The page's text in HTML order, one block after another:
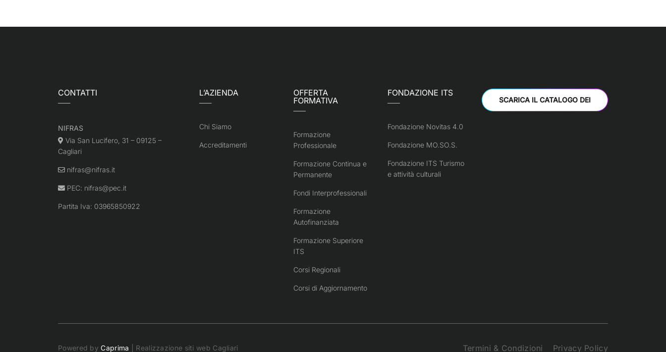
CONTATTI
NIFRAS
Via San Lucifero, 31 – 09125 –
Cagliari
nifras@nifras.it
PEC: nifras@pec.it
Partita Iva: 03965850922
L’AZIENDA
Chi Siamo
Accreditamenti
OFFERTA
FORMATIVA
Formazione
Professionale
Formazione Continua e
Permanente
Fondi Interprofessionali
Formazione
Autofinanziata
Formazione Superiore
ITS
Corsi Regionali
Corsi di Aggiornamento
FONDAZIONE ITS
Fondazione Novitas 4.0
Fondazione MO.SO.S.
Fondazione ITS Turismo
e attività culturali
SCARICA IL CATALOGO DEI
Powered byCaprima | Realizzazione siti web Cagliari Termini & Condizioni Privacy Policy